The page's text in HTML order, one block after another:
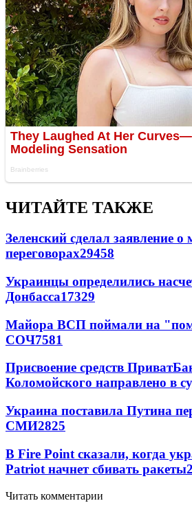
ЧИТАЙТЕ ТАКЖЕ
Зеленский сделал заявление
переговорах29458
Украинцы определились
Донбасса17329
Майора ВСП поймали на
СОЧ7581
Присвоение средств
Коломойского направлено в
Украина поставила Путина
СМИ2825
В Fire Point сказали, когда
Patriot начнет сбивать ракеты
Читать комментарии